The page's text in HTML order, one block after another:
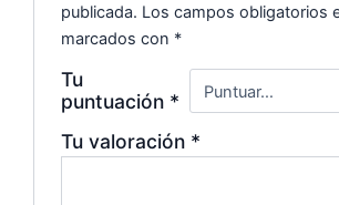
publicada. Los campos obligatorios
marcados con *
Tu
puntuación *
Tu valoración *